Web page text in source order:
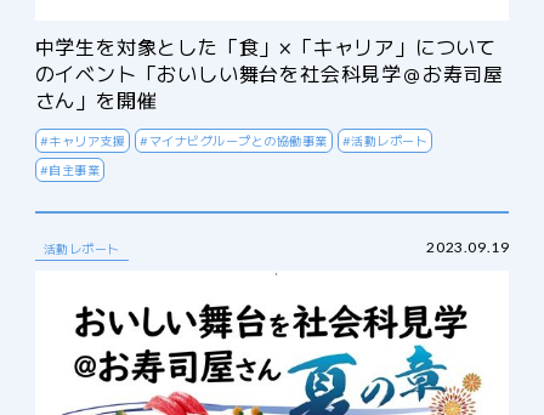
中学生を対象とした「食」×「キャリア」について
のイベント「おいしい舞台を社会科見学＠お寿司屋
さん」を開催
#キャリア支援 #マイナビグループとの協働事業
#活動レポート
#自主事業
活動レポート 2023.09.19